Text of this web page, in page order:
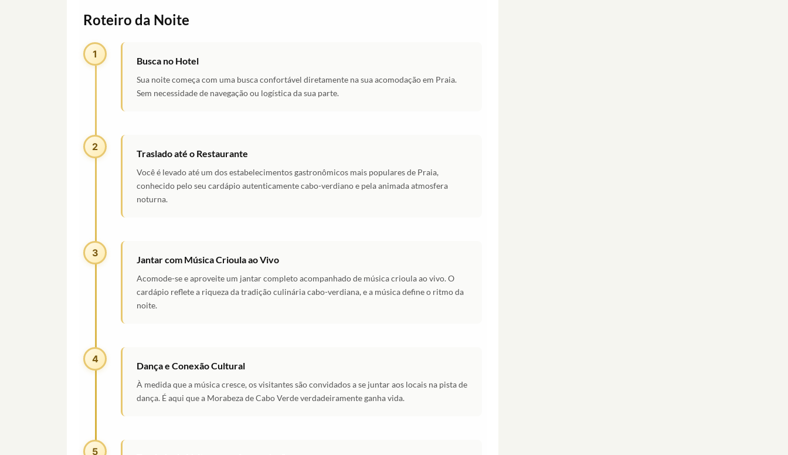
Roteiro da Noite
1
Busca no Hotel
Sua noite começa com uma busca confortável diretamente na sua acomodação em Praia.
Sem necessidade de navegação ou logística da sua parte.
2
Traslado até o Restaurante
Você é levado até um dos estabelecimentos gastronômicos mais populares de Praia,
conhecido pelo seu cardápio autenticamente cabo-verdiano e pela animada atmosfera
noturna.
3
Jantar com Música Crioula ao Vivo
Acomode-se e aproveite um jantar completo acompanhado de música crioula ao vivo. O
cardápio reflete a riqueza da tradição culinária cabo-verdiana, e a música define o ritmo da
noite.
4
Dança e Conexão Cultural
À medida que a música cresce, os visitantes são convidados a se juntar aos locais na pista de
dança. É aqui que a Morabeza de Cabo Verde verdadeiramente ganha vida.
5